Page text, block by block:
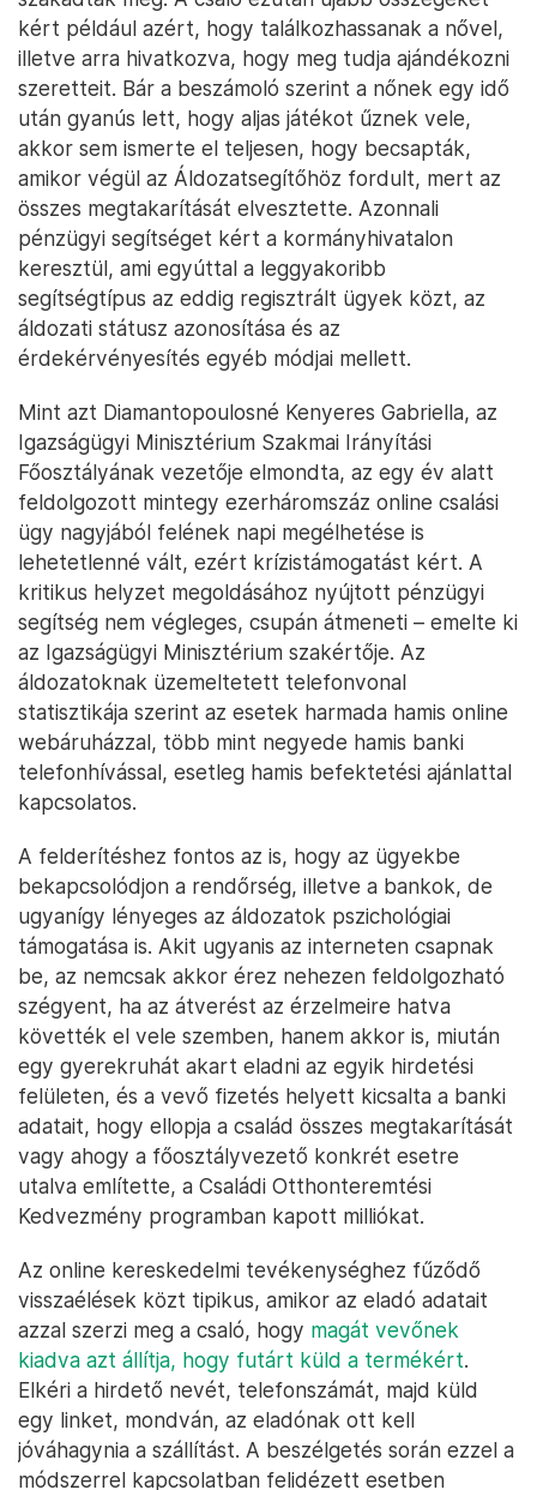
kért például azért, hogy találkozhassanak a nővel,
illetve arra hivatkozva, hogy meg tudja ajándékozni
szeretteit. Bár a beszámoló szerint a nőnek egy idő
után gyanús lett, hogy aljas játékot űznek vele,
akkor sem ismerte el teljesen, hogy becsapták,
amikor végül az Áldozatsegítőhöz fordult, mert az
összes megtakarítását elvesztette. Azonnali
pénzügyi segítséget kért a kormányhivatalon
keresztül, ami egyúttal a leggyakoribb
segítségtípus az eddig regisztrált ügyek közt, az
áldozati státusz azonosítása és az
érdekérvényesítés egyéb módjai mellett.
Mint azt Diamantopoulosné Kenyeres Gabriella, az
Igazságügyi Minisztérium Szakmai Irányítási
Főosztályának vezetője elmondta, az egy év alatt
feldolgozott mintegy ezerháromszáz online csalási
ügy nagyjából felének napi megélhetése is
lehetetlenné vált, ezért krízistámogatást kért. A
kritikus helyzet megoldásához nyújtott pénzügyi
segítség nem végleges, csupán átmeneti – emelte ki
az Igazságügyi Minisztérium szakértője. Az
áldozatoknak üzemeltetett telefonvonal
statisztikája szerint az esetek harmada hamis online
webáruházzal, több mint negyede hamis banki
telefonhívással, esetleg hamis befektetési ajánlattal
kapcsolatos.
A felderítéshez fontos az is, hogy az ügyekbe
bekapcsolódjon a rendőrség, illetve a bankok, de
ugyanígy lényeges az áldozatok pszichológiai
támogatása is. Akit ugyanis az interneten csapnak
be, az nemcsak akkor érez nehezen feldolgozható
szégyent, ha az átverést az érzelmeire hatva
követték el vele szemben, hanem akkor is, miután
egy gyerekruhát akart eladni az egyik hirdetési
felületen, és a vevő fizetés helyett kicsalta a banki
adatait, hogy ellopja a család összes megtakarítását
vagy ahogy a főosztályvezető konkrét esetre
utalva említette, a Családi Otthonteremtési
Kedvezmény programban kapott milliókat.
Az online kereskedelmi tevékenységhez fűződő
visszaélések közt tipikus, amikor az eladó adatait
azzal szerzi meg a csaló, hogy magát vevőnek
kiadva azt állítja, hogy futárt küld a termékért.
Elkéri a hirdető nevét, telefonszámát, majd küld
egy linket, mondván, az eladónak ott kell
jóváhagynia a szállítást. A beszélgetés során ezzel a
módszerrel kapcsolatban felidézett esetben